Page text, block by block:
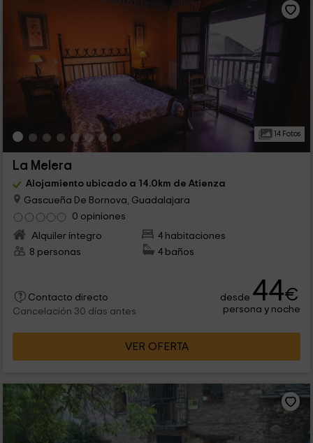
14 Fotos
La Melera
Alojamiento ubicado a 14.0km de Atienza
Gascueña De Bornova, Guadalajara
0 opiniones
Alquiler íntegro
4 habitaciones
8 personas
4 baños
Contacto directo
Cancelación 30 días antes
desde 44€
persona y noche
VER OFERTA